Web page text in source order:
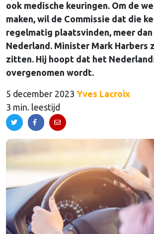
ook medische keuringen. Om de
maken, wil de Commissie dat die
regelmatig plaatsvinden, meer dan
Nederland. Minister Mark Harbers
zitten. Hij hoopt dat het
overgenomen wordt.
5 december 2023 Yves Lacroix
3 min. leestijd